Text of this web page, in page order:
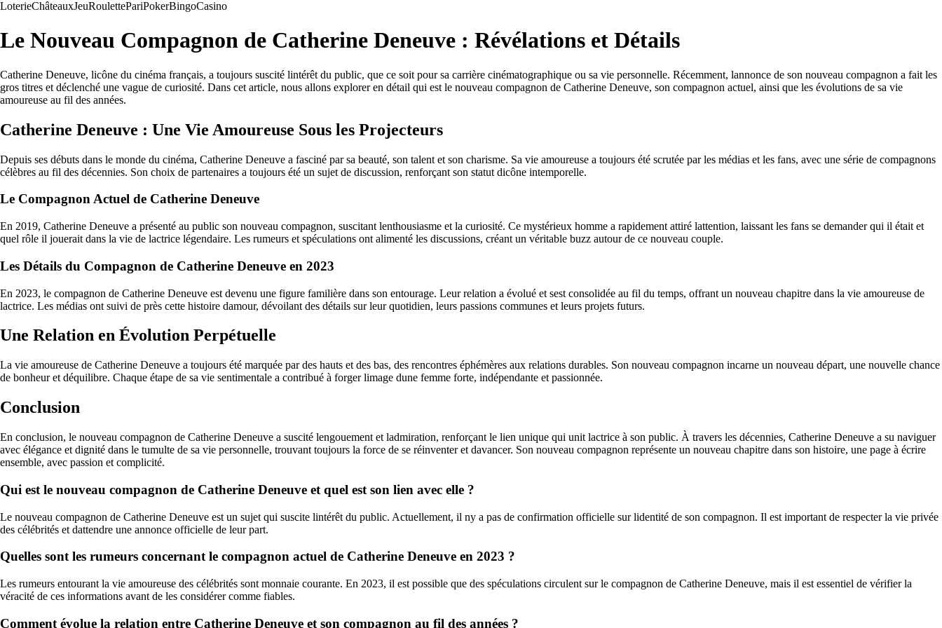
LoterieChâteauxJeuRoulettePariPokerBingoCasino
Le Nouveau Compagnon de Catherine Deneuve : Révélations et Détails
Catherine Deneuve, licône du cinéma français, a toujours suscité lintérêt du public, que ce soit pour sa carrière cinématographique ou sa vie personnelle. Récemment, lannonce de son nouveau compagnon a fait les
gros titres et déclenché une vague de curiosité. Dans cet article, nous allons explorer en détail qui est le nouveau compagnon de Catherine Deneuve, son compagnon actuel, ainsi que les évolutions de sa vie
amoureuse au fil des années.
Catherine Deneuve : Une Vie Amoureuse Sous les Projecteurs
Depuis ses débuts dans le monde du cinéma, Catherine Deneuve a fasciné par sa beauté, son talent et son charisme. Sa vie amoureuse a toujours été scrutée par les médias et les fans, avec une série de compagnons
célèbres au fil des décennies. Son choix de partenaires a toujours été un sujet de discussion, renforçant son statut dicône intemporelle.
Le Compagnon Actuel de Catherine Deneuve
En 2019, Catherine Deneuve a présenté au public son nouveau compagnon, suscitant lenthousiasme et la curiosité. Ce mystérieux homme a rapidement attiré lattention, laissant les fans se demander qui il était et
quel rôle il jouerait dans la vie de lactrice légendaire. Les rumeurs et spéculations ont alimenté les discussions, créant un véritable buzz autour de ce nouveau couple.
Les Détails du Compagnon de Catherine Deneuve en 2023
En 2023, le compagnon de Catherine Deneuve est devenu une figure familière dans son entourage. Leur relation a évolué et sest consolidée au fil du temps, offrant un nouveau chapitre dans la vie amoureuse de
lactrice. Les médias ont suivi de près cette histoire damour, dévoilant des détails sur leur quotidien, leurs passions communes et leurs projets futurs.
Une Relation en Évolution Perpétuelle
La vie amoureuse de Catherine Deneuve a toujours été marquée par des hauts et des bas, des rencontres éphémères aux relations durables. Son nouveau compagnon incarne un nouveau départ, une nouvelle chance
de bonheur et déquilibre. Chaque étape de sa vie sentimentale a contribué à forger limage dune femme forte, indépendante et passionnée.
Conclusion
En conclusion, le nouveau compagnon de Catherine Deneuve a suscité lengouement et ladmiration, renforçant le lien unique qui unit lactrice à son public. À travers les décennies, Catherine Deneuve a su naviguer
avec élégance et dignité dans le tumulte de sa vie personnelle, trouvant toujours la force de se réinventer et davancer. Son nouveau compagnon représente un nouveau chapitre dans son histoire, une page à écrire
ensemble, avec passion et complicité.
Qui est le nouveau compagnon de Catherine Deneuve et quel est son lien avec elle ?
Le nouveau compagnon de Catherine Deneuve est un sujet qui suscite lintérêt du public. Actuellement, il ny a pas de confirmation officielle sur lidentité de son compagnon. Il est important de respecter la vie privée
des célébrités et dattendre une annonce officielle de leur part.
Quelles sont les rumeurs concernant le compagnon actuel de Catherine Deneuve en 2023 ?
Les rumeurs entourant la vie amoureuse des célébrités sont monnaie courante. En 2023, il est possible que des spéculations circulent sur le compagnon de Catherine Deneuve, mais il est essentiel de vérifier la
véracité de ces informations avant de les considérer comme fiables.
Comment évolue la relation entre Catherine Deneuve et son compagnon au fil des années ?